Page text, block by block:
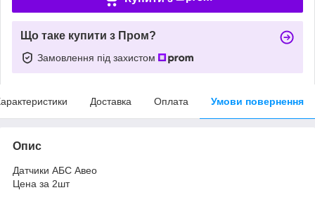
Що таке купити з Пром?
Замовлення під захистом
Доставка Оплата Умови повернення
Опис
Датчики АБС Авео
Цена за 2шт